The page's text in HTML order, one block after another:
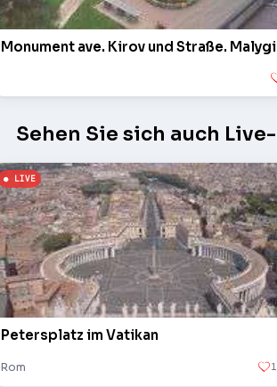
Sehen Sie sich auch
Petersplatz im Vatikan
Rom